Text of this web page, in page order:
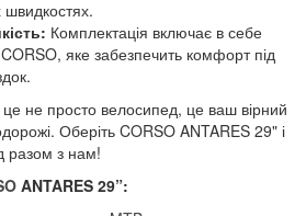
швидкостях.
Комплектація включає в себе
CORSO, яке забезпечить комфорт під
не просто велосипед, це ваш вірний
Оберіть CORSO ANTARES 29" і
разом з нам!
ANTARES 29”: